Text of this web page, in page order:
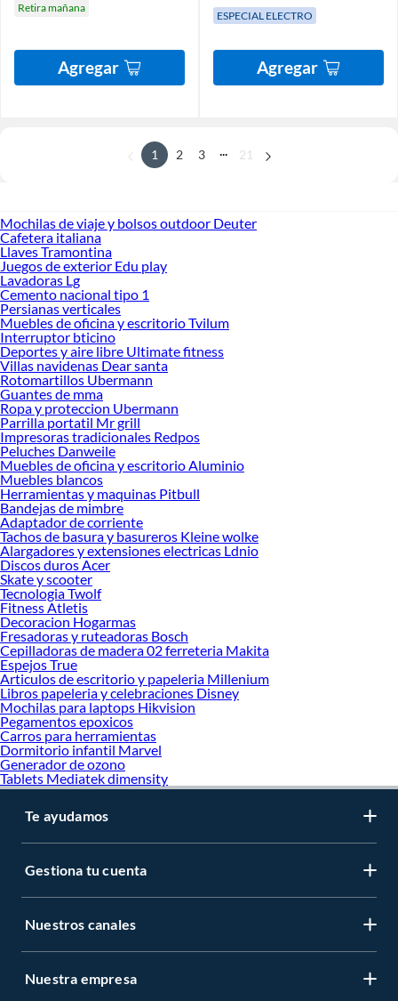
Retira mañana
Agregar
ESPECIAL ELECTRO
Agregar
1 2 3 ... 21
Mochilas de viaje y bolsos outdoor Deuter
Cafetera italiana
Llaves Tramontina
Juegos de exterior Edu play
Lavadoras Lg
Cemento nacional tipo 1
Persianas verticales
Muebles de oficina y escritorio Tvilum
Interruptor bticino
Deportes y aire libre Ultimate fitness
Villas navidenas Dear santa
Rotomartillos Ubermann
Guantes de mma
Ropa y proteccion Ubermann
Parrilla portatil Mr grill
Impresoras tradicionales Redpos
Peluches Danweile
Muebles de oficina y escritorio Aluminio
Muebles blancos
Herramientas y maquinas Pitbull
Bandejas de mimbre
Adaptador de corriente
Tachos de basura y basureros Kleine wolke
Alargadores y extensiones electricas Ldnio
Discos duros Acer
Skate y scooter
Tecnologia Twolf
Fitness Atletis
Decoracion Hogarmas
Fresadoras y ruteadoras Bosch
Cepilladoras de madera 02 ferreteria Makita
Espejos True
Articulos de escritorio y papeleria Millenium
Libros papeleria y celebraciones Disney
Mochilas para laptops Hikvision
Pegamentos epoxicos
Carros para herramientas
Dormitorio infantil Marvel
Generador de ozono
Tablets Mediatek dimensity
Te ayudamos
Gestiona tu cuenta
Nuestros canales
Nuestra empresa